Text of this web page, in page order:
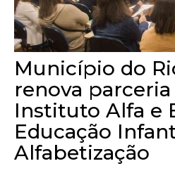
Município do
renova
Instituto Alfa e
Educação
Alfabetização